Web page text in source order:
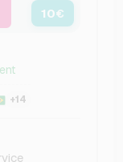
10€
+14